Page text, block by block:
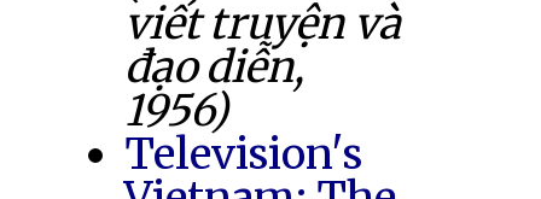
viết truyện và
đạo diễn,
1956)
Television's